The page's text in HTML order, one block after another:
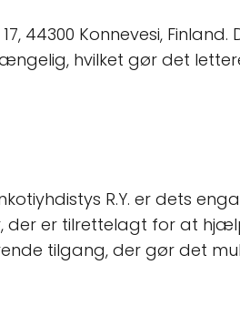
44300 Konnevesi,
hvilket gør det
R.Y. er dets
der er tilrettelagt for at
tilgang, der gør det